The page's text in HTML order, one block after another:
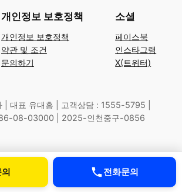
개인정보 보호정책
개인정보 보호정책
약관 및 조건
문의하기
소셜
페이스북
인스타그램
X(트위터)
| 대표 유대흥 | 고객상담 : 1555-5795 |
08-03000 | 2025-인천중구-0856
전화문의